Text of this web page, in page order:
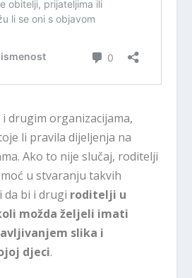
drugim organizacijama,
li pravila dijeljenja na
Ako to nije slučaj, roditelji
u stvaranju takvih
da bi i drugi roditelji u
možda željeli imati
slika i
djeci.